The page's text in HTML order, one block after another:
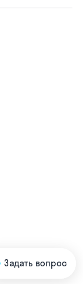
Задать вопрос